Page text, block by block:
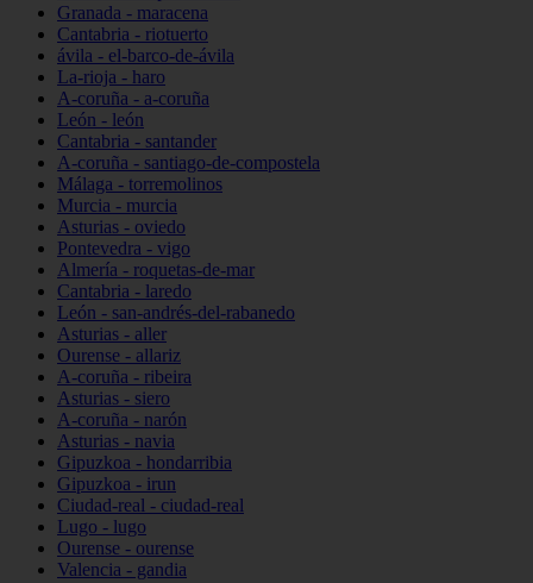
Granada - maracena
Cantabria - riotuerto
ávila - el-barco-de-ávila
La-rioja - haro
A-coruña - a-coruña
León - león
Cantabria - santander
A-coruña - santiago-de-compostela
Málaga - torremolinos
Murcia - murcia
Asturias - oviedo
Pontevedra - vigo
Almería - roquetas-de-mar
Cantabria - laredo
León - san-andrés-del-rabanedo
Asturias - aller
Ourense - allariz
A-coruña - ribeira
Asturias - siero
A-coruña - narón
Asturias - navia
Gipuzkoa - hondarribia
Gipuzkoa - irun
Ciudad-real - ciudad-real
Lugo - lugo
Ourense - ourense
Valencia - gandia